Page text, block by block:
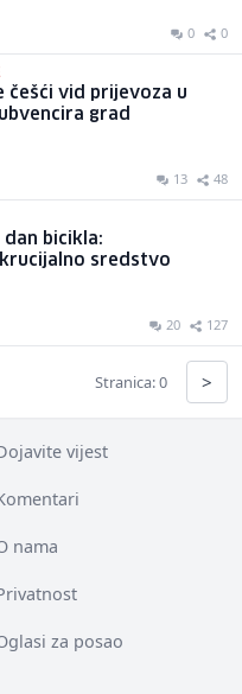
0 0
češći vid prijevoza u
grad
13 48
dan bicikla:
sredstvo
20 127
Stranica: 0 >
vijest
nama
za posao